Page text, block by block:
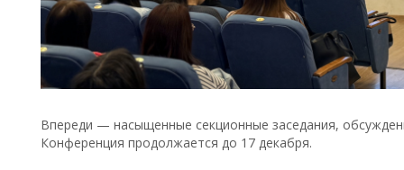
Впереди — насыщенные секционные заседания,
Конференция продолжается до 17 декабря.